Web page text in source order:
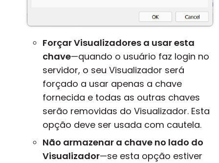
Forçar Visualizadores a usar esta
chave—quando o usuário faz login no
servidor, o seu Visualizador será
forçado a usar apenas a chave
fornecida e todas as outras chaves
serão removidas do Visualizador. Esta
opção deve ser usada com cautela.
Não armazenar a chave no lado do
Visualizador—se esta opção estiver